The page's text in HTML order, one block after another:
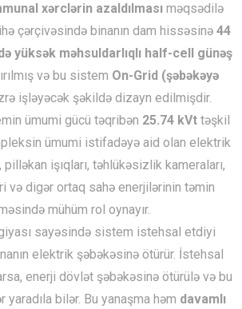
xərclərin azaldılmasıməqsədilə
çərçivəsində binanın dam hissəsinə 44
yüksək məhsuldarlıqlı half-cell günəş
və bu sistem On-Grid (şəbəkəyə
işləyəcək şəkildə dizayn edilmişdir.
ümumi gücü təqribən 25.74 kVttəşkil
ümumi istifadəyə aid olan elektrik
işıqları, təhlükəsizlik kameraları,
və digər ortaq sahə enerjilərinin təmin
mühüm rol oynayır.
sayəsində sistem istehsal etdiyi
elektrik şəbəkəsinə ötürür. İstehsal
enerji dövlət şəbəkəsinə ötürülə və bu
yaradıla bilər. Bu yanaşma həm davamlı